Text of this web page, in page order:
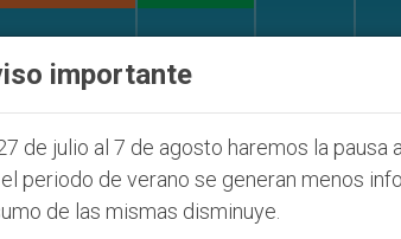
la Juventud Seúl 2027
importante
de julio al 7 de agosto haremos la pausa
periodo de verano se generan menos
de las mismas disminuye.